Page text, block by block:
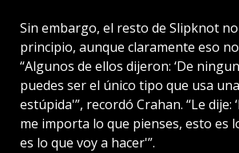
Sin embargo, el resto de Slipknot
principio, aunque claramente eso
“Algunos de ellos dijeron: ‘De
puedes ser el único tipo que usa
estúpida'”, recordó Crahan. “Le dije:
me importa lo que pienses, esto es
es lo que voy a hacer'”.